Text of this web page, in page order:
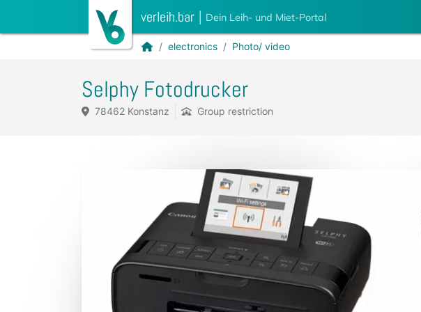
verleih.bar | Dein Leih- und Miet-Portal
electronics Photo/ video
Selphy Fotodrucker
78462 Konstanz Group restriction